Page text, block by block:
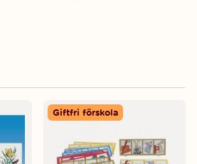
Giftfri förskola